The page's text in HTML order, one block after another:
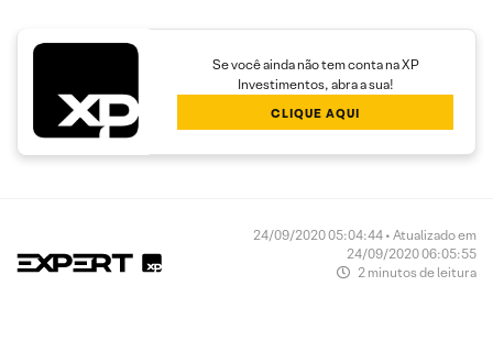
Se você ainda não tem conta na XP
Investimentos, abra a sua!
CLIQUE AQUI
24/09/2020 05:04:44 • Atualizado em
24/09/2020 06:05:55
2 minutos de leitura